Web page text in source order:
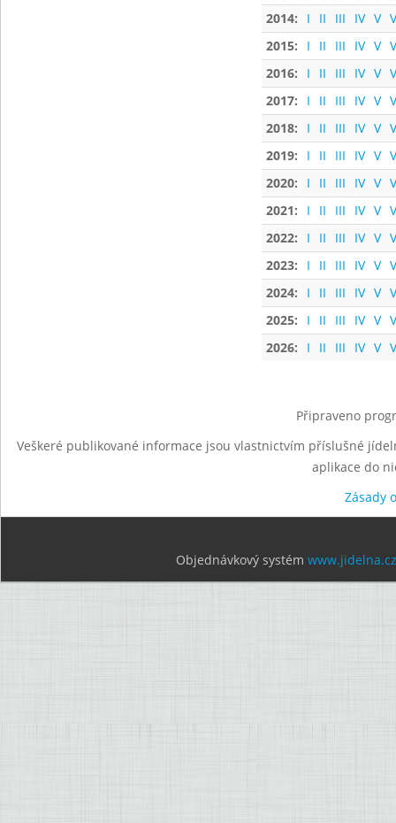
2014:
I II III IV V
2015:
I II III IV V
2016:
I II III IV V
2017:
I II III IV V
2018:
I II III IV V
2019:
I II III IV V
2020:
I II III IV V
2021:
I II III IV V
2022:
I II III IV V
2023:
I II III IV V
2024:
I II III IV V
2025:
I II III IV V
2026:
I II III IV V
Připraveno
Veškeré publikované informace jsou vlastnictvím příslušné
aplikace do
Zásady
Objednávkový systém www.jidelna.cz